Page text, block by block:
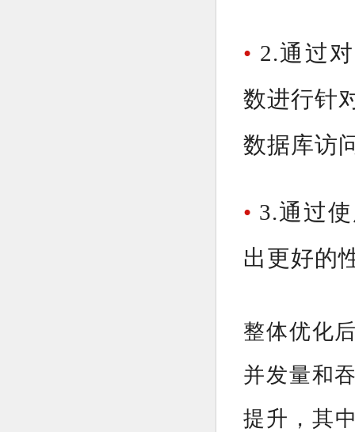
• 2.通过
数进行针
数据库访
• 3.通过
出更好的
整体优化
并发量和
提升，其